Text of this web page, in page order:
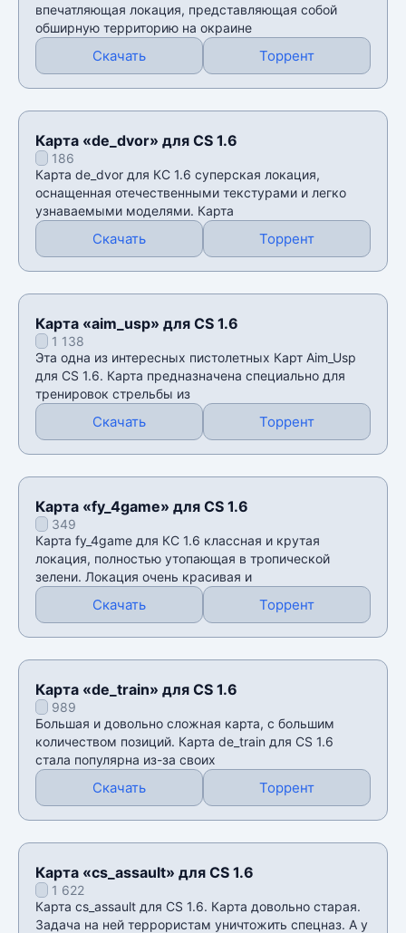
впечатляющая локация, представляющая собой
обширную территорию на окраине
Скачать Торрент
Карта «de_dvor» для CS 1.6
186
Карта de_dvor для КС 1.6 суперская локация,
оснащенная отечественными текстурами и легко
узнаваемыми моделями. Карта
Скачать Торрент
Карта «aim_usp» для CS 1.6
1 138
Эта одна из интересных пистолетных Карт Аim_Usp
для CS 1.6. Карта предназначена специально для
тренировок стрельбы из
Скачать Торрент
Карта «fy_4game» для CS 1.6
349
Карта fy_4game для КС 1.6 классная и крутая
локация, полностью утопающая в тропической
зелени. Локация очень красивая и
Скачать Торрент
Карта «de_train» для CS 1.6
989
Большая и довольно сложная карта, с большим
количеством позиций. Карта de_train для CS 1.6
стала популярна из-за своих
Скачать Торрент
Карта «cs_assault» для CS 1.6
1 622
Карта cs_assault для CS 1.6. Карта довольно старая.
Задача на ней террористам уничтожить спецназ. А у